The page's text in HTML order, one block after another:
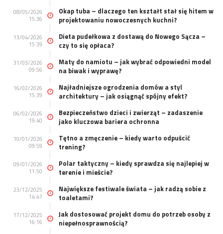
08/05/2026
15:36
Okap tuba – dlaczego ten kształt stał się hitem w
projektowaniu nowoczesnych kuchni?
13/04/2026
15:39
Dieta pudełkowa z dostawą do Nowego Sącza –
czy to się opłaca?
31/03/2026
09:56
Maty do namiotu – jak wybrać odpowiedni model
na biwak i wyprawę?
16/02/2026
15:39
Najładniejsze ogrodzenia domów a styl
architektury – jak osiągnąć spójny efekt?
06/02/2026
19:40
Bezpieczeństwo dzieci i zwierząt – zadaszenie
jako kluczowa bariera ochronna
10/01/2026
09:59
Tętno a zmęczenie – kiedy warto odpuścić
trening?
09/01/2026
11:50
Polar taktyczny – kiedy sprawdza się najlepiej w
terenie i mieście?
23/12/2025
14:47
Największe festiwale świata – jak radzą sobie z
toaletami?
17/12/2025
16:16
Jak dostosować projekt domu do potrzeb osoby z
niepełnosprawnością?